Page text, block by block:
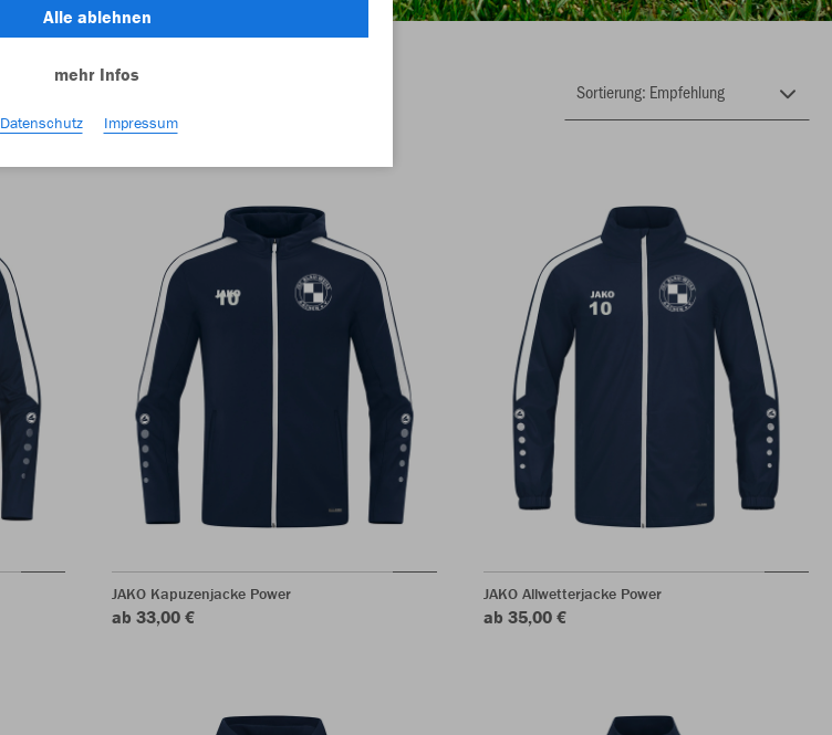
JAKO Kapuzenjacke Power
ab 33,00 €
JAKO Allwetterjacke Power
ab 35,00 €
Alle ablehnen
mehr Infos
Datenschutz Impressum